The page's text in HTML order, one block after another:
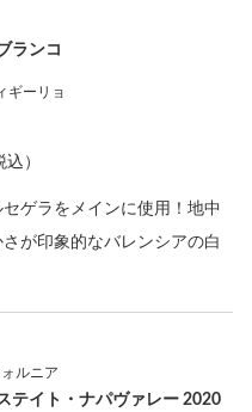
ランコ
ギーリョ
込）
ゲラをメインに使用！地中
が印象的なバレンシアの白
ルニア
テイト・ナパヴァレー 2020